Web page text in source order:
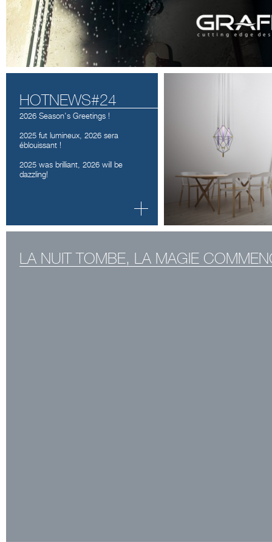
HOTNEWS#24
2026 Season's Greetings !
2025 fut lumineux, 2026 sera
éblouissant !
2025 was brilliant, 2026 will be
dazzling!
LA NUIT TOMBE, LA MAGIE
Architect@Work Bordeaux